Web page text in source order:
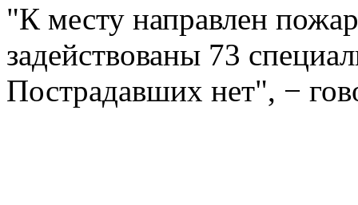
"К месту направлен
задействованы 73
Пострадавших нет", −